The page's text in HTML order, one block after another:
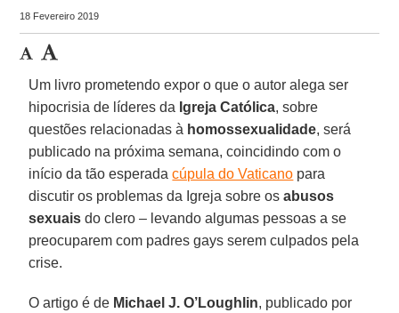
18 Fevereiro 2019
Um livro prometendo expor o que o autor alega ser
hipocrisia de líderes da Igreja Católica, sobre
questões relacionadas à homossexualidade, será
publicado na próxima semana, coincidindo com o
início da tão esperadacúpula do Vaticano para
discutir os problemas da Igreja sobre osabusos
sexuais do clero – levando algumas pessoas a se
preocuparem com padres gays serem culpados pela
crise.
O artigo é de Michael J. O’Loughlin, publicado por